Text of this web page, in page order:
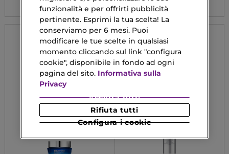
funzionalità e per offrirti pubblicità
pertinente. Esprimi la tua scelta! La
conserviamo per 6 mesi. Puoi
modificare le tue scelte in qualsiasi
momento cliccando sul link "configura
cookie", disponibile in fondo ad ogni
pagina del sito. Informativa sulla
Privacy
Configura i cookie
Rifiuta tutti
Accetta tutti